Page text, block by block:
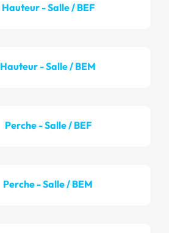
Hauteur - Salle / BEF
Hauteur - Salle / BEM
Perche - Salle / BEF
Perche - Salle / BEM